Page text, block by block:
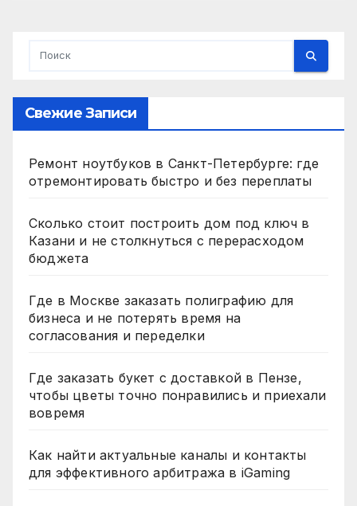
Свежие Записи
Ремонт ноутбуков в Санкт-Петербурге: где
отремонтировать быстро и без переплаты
Сколько стоит построить дом под ключ в
Казани и не столкнуться с перерасходом
бюджета
Где в Москве заказать полиграфию для
бизнеса и не потерять время на
согласования и переделки
Где заказать букет с доставкой в Пензе,
чтобы цветы точно понравились и приехали
вовремя
Как найти актуальные каналы и контакты
для эффективного арбитража в iGaming